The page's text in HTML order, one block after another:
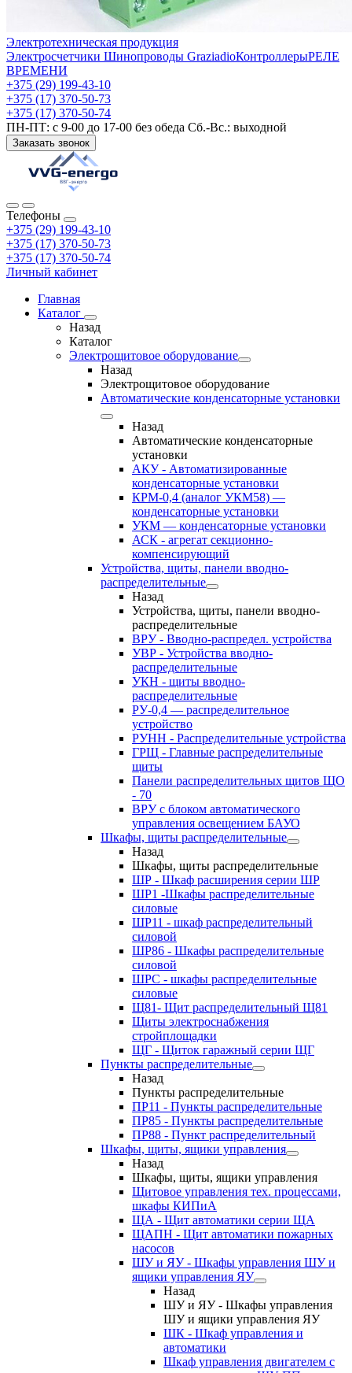
Электротехническая продукция
Электросчетчики Шинопроводы GraziadioКонтроллерыРЕЛЕ
ВРЕМЕНИ
+375 (29) 199-43-10
+375 (17) 370-50-73
+375 (17) 370-50-74
ПН-ПТ: с 9-00 до 17-00 без обеда Сб.-Вс.: выходной
Заказать звонок
Телефоны
+375 (29) 199-43-10
+375 (17) 370-50-73
+375 (17) 370-50-74
Личный кабинет
Главная
Каталог
Назад
Каталог
Электрощитовое оборудование
Назад
Электрощитовое оборудование
Автоматические конденсаторные установки
Назад
Автоматические конденсаторные
установки
АКУ - Автоматизированные
конденсаторные установки
КРМ-0,4 (аналог УКМ58) —
конденсаторные установки
УКМ — конденсаторные установки
АСК - агрегат секционно-
компенсирующий
Устройства, щиты, панели вводно-
распределительные
Назад
Устройства, щиты, панели вводно-
распределительные
ВРУ - Вводно-распредел. устройства
УВР - Устройства вводно-
распределительные
УКН - щиты вводно-
распределительные
РУ-0,4 — распределительное
устройство
РУНН - Распределительные устройства
ГРЩ - Главные распределительные
щиты
Панели распределительных щитов ЩО
- 70
ВРУ с блоком автоматического
управления освещением БАУО
Шкафы, щиты распределительные
Назад
Шкафы, щиты распределительные
ШР - Шкаф расширения серии ШР
ШР1 -Шкафы распределительные
силовые
ШР11 - шкаф распределительный
силовой
ШР86 - Шкафы распределительные
силовой
ШРС - шкафы распределительные
силовые
Щ81- Щит распределительный Щ81
Щиты электроснабжения
стройплощадки
ЩГ - Щиток гаражный серии ЩГ
Пункты распределительные
Назад
Пункты распределительные
ПР11 - Пункты распределительные
ПР85 - Пункты распределительные
ПР88 - Пункт распределительный
Шкафы, щиты, ящики управления
Назад
Шкафы, щиты, ящики управления
Щитовое управления тех. процессами,
шкафы КИПиА
ЩА - Щит автоматики серии ЩА
ЩАПН - Щит автоматики пожарных
насосов
ШУ и ЯУ - Шкафы управления ШУ и
ящики управления ЯУ
Назад
ШУ и ЯУ - Шкафы управления
ШУ и ящики управления ЯУ
ШК - Шкаф управления и
автоматики
Шкаф управления двигателем с